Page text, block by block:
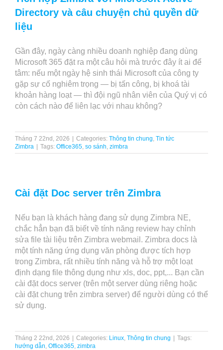
Directory và câu chuyện chủ quyền dữ
liệu
Gần đây, ngày càng nhiều doanh nghiệp đang dùng
Microsoft 365 đặt ra một câu hỏi mà trước đây ít ai để
tâm: nếu một ngày hệ sinh thái Microsoft của công ty
gặp sự cố nghiêm trọng — bị tấn công, bị khoá tài
khoản hàng loạt — thì đội ngũ nhân viên của Quý vị có
còn cách nào để liên lạc với nhau không?
Tháng 7 22nd, 2026 | Categories: Thông tin chung Tin tức
Zimbra | Tags: Office365 so sánh zimbra
Cài đặt Doc server trên Zimbra
Nếu bạn là khách hàng đang sử dụng Zimbra NE,
chắc hẳn bạn đã biết về tính năng review hay chỉnh
sửa file tài liệu trên Zimbra webmail. Zimbra docs là
một tính năng ứng dụng văn phòng được tích hợp
trong Zimbra, rất nhiều tính năng và hỗ trợ một loạt
định dạng file thông dụng như xls, doc, ppt,... Bạn cần
cài đặt docs server (trên một server dùng riêng hoặc
cài đặt chung trên zimbra server) để người dùng có thể
sử dụng.
Tháng 2 22nd, 2026 | Categories: Linux Thông tin chung | Tags:
hướng dẫn Office365 zimbra